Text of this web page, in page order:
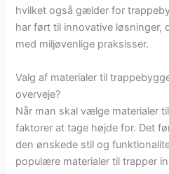
hvilket også gælder for
har ført til innovative løsninger,
med miljøvenlige praksisser.
Valg af materialer til
overveje?
Når man skal vælge materialer
faktorer at tage højde for. Det
den ønskede stil og
populære materialer til trapper